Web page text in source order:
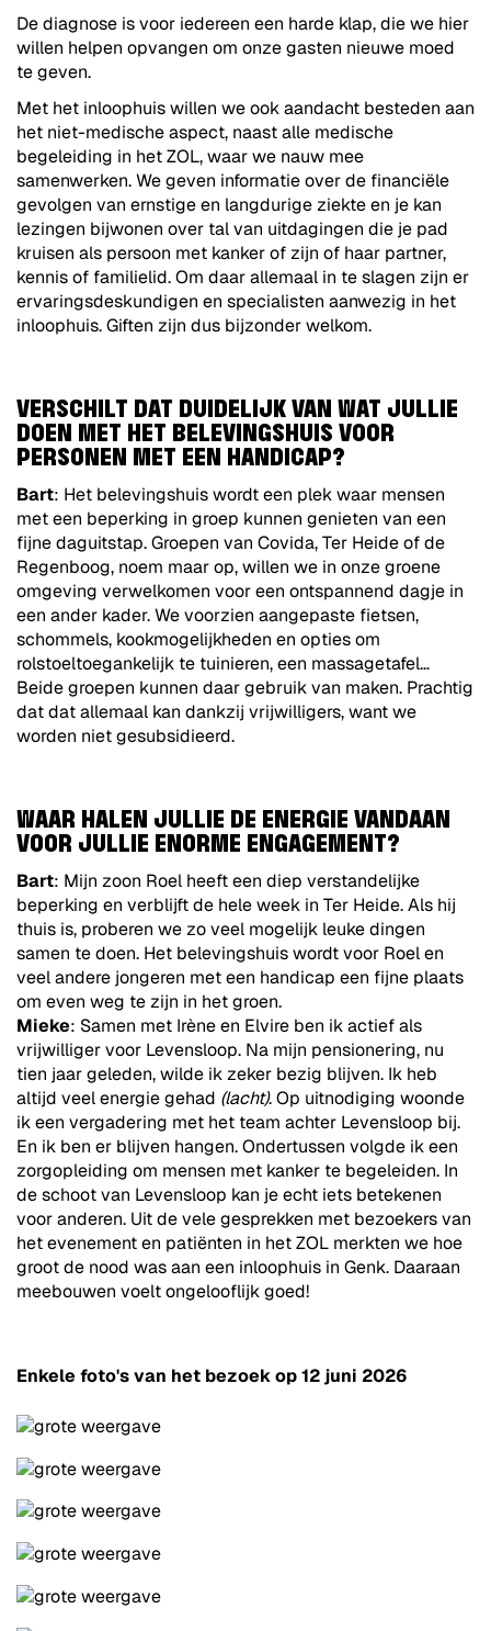
De diagnose is voor iedereen een harde klap, die we hier
willen helpen opvangen om onze gasten nieuwe moed
te geven.
Met het inloophuis willen we ook aandacht besteden aan
het niet-medische aspect, naast alle medische
begeleiding in het ZOL, waar we nauw mee
samenwerken. We geven informatie over de financiële
gevolgen van ernstige en langdurige ziekte en je kan
lezingen bijwonen over tal van uitdagingen die je pad
kruisen als persoon met kanker of zijn of haar partner,
kennis of familielid. Om daar allemaal in te slagen zijn er
ervaringsdeskundigen en specialisten aanwezig in het
inloophuis. Giften zijn dus bijzonder welkom.
VERSCHILT DAT DUIDELIJK VAN WAT JULLIE
DOEN MET HET BELEVINGSHUIS VOOR
PERSONEN MET EEN HANDICAP?
Bart: Het belevingshuis wordt een plek waar mensen
met een beperking in groep kunnen genieten van een
fijne daguitstap. Groepen van Covida, Ter Heide of de
Regenboog, noem maar op, willen we in onze groene
omgeving verwelkomen voor een ontspannend dagje in
een ander kader. We voorzien aangepaste fietsen,
schommels, kookmogelijkheden en opties om
rolstoeltoegankelijk te tuinieren, een massagetafel…
Beide groepen kunnen daar gebruik van maken. Prachtig
dat dat allemaal kan dankzij vrijwilligers, want we
worden niet gesubsidieerd.
WAAR HALEN JULLIE DE ENERGIE VANDAAN
VOOR JULLIE ENORME ENGAGEMENT?
Bart: Mijn zoon Roel heeft een diep verstandelijke
beperking en verblijft de hele week in Ter Heide. Als hij
thuis is, proberen we zo veel mogelijk leuke dingen
samen te doen. Het belevingshuis wordt voor Roel en
veel andere jongeren met een handicap een fijne plaats
om even weg te zijn in het groen.
Mieke: Samen met Irène en Elvire ben ik actief als
vrijwilliger voor Levensloop. Na mijn pensionering, nu
tien jaar geleden, wilde ik zeker bezig blijven. Ik heb
altijd veel energie gehad (lacht). Op uitnodiging woonde
ik een vergadering met het team achter Levensloop bij.
En ik ben er blijven hangen. Ondertussen volgde ik een
zorgopleiding om mensen met kanker te begeleiden. In
de schoot van Levensloop kan je echt iets betekenen
voor anderen. Uit de vele gesprekken met bezoekers van
het evenement en patiënten in het ZOL merkten we hoe
groot de nood was aan een inloophuis in Genk. Daaraan
meebouwen voelt ongelooflijk goed!
Enkele foto's van het bezoek op 12 juni 2026